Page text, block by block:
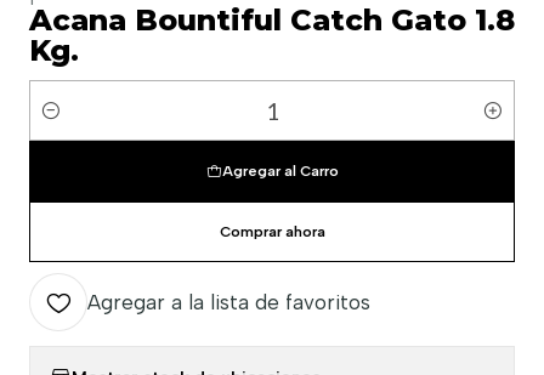
Acana Bountiful Catch Gato 1.8
Kg.
Cantidad
Agregar al Carro
Comprar ahora
Agregar a la lista de favoritos